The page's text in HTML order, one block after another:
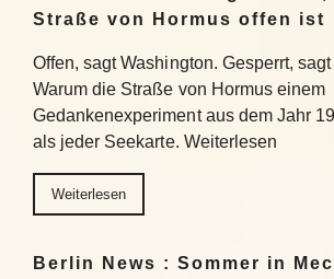
Straße von Hormus offen ist
Offen, sagt Washington. Gesperrt, sagt
Warum die Straße von Hormus einem
Gedankenexperiment aus dem Jahr
als jeder Seekarte. Weiterlesen
Weiterlesen
Berlin News : Sommer in